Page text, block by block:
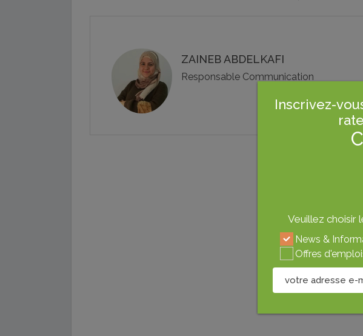
ZAINEB ABDELKAFI
Responsable Communication
Inscrivez-
Veuillez choisir
News &
Offres